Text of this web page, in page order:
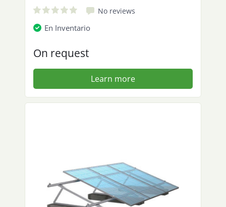
No reviews
En Inventario
On request
Learn more